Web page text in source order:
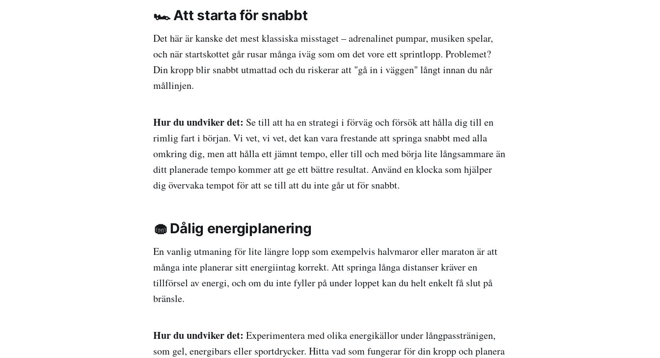
🏎️ Att starta för snabbt
Det här är kanske det mest klassiska misstaget – adrenalinet pumpar, musiken spelar,
och när startskottet går rusar många iväg som om det vore ett sprintlopp. Problemet?
Din kropp blir snabbt utmattad och du riskerar att "gå in i väggen" långt innan du når
mållinjen.
Hur du undviker det: Se till att ha en strategi i förväg och försök att hålla dig till en
rimlig fart i början. Vi vet, vi vet, det kan vara frestande att springa snabbt med alla
omkring dig, men att hålla ett jämnt tempo, eller till och med börja lite långsammare än
ditt planerade tempo kommer att ge ett bättre resultat. Använd en klocka som hjälper
dig övervaka tempot för att se till att du inte går ut för snabbt.
🧁 Dålig energiplanering
En vanlig utmaning för lite längre lopp som exempelvis halvmaror eller maraton är att
många inte planerar sitt energiintag korrekt. Att springa långa distanser kräver en
tillförsel av energi, och om du inte fyller på under loppet kan du helt enkelt få slut på
bränsle.
Hur du undviker det: Experimentera med olika energikällor under långpasstränigen,
som gel, energibars eller sportdrycker. Hitta vad som fungerar för din kropp och planera